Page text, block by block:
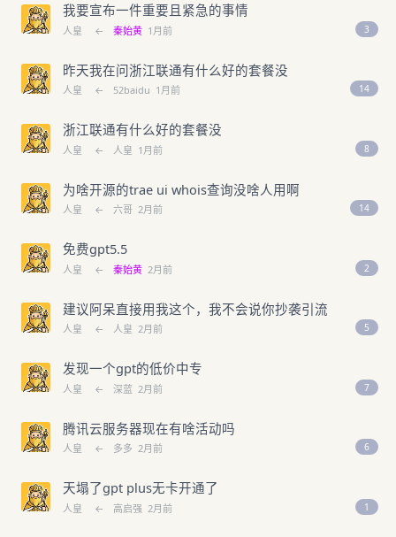
我要宣布一件重要且紧急的事情
人皇 ← 秦始黄 1月前 3
昨天我在问浙江联通有什么好的套餐没
人皇 ← 52baidu 1月前 14
浙江联通有什么好的套餐没
人皇 ← 人皇 1月前 8
为啥开源的trae ui whois查询没啥人用啊
人皇 ← 六哥 2月前 14
免费gpt5.5
人皇 ← 秦始黄 2月前 2
建议阿呆直接用我这个，我不会说你抄袭引流
人皇 ← 人皇 2月前 5
发现一个gpt的低价中专
人皇 ← 深蓝 2月前 7
腾讯云服务器现在有啥活动吗
人皇 ← 多多 2月前 6
天塌了gpt plus无卡开通了
人皇 ← 高启强 2月前 1